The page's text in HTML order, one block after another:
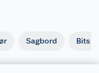
Sagbord Bits